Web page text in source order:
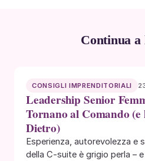
Continua a
CONSIGLI IMPRENDITORIALI
Leadership Senior
Tornano al Comando
Dietro)
Esperienza, autorevolezza e
della C-suite è grigio perla –